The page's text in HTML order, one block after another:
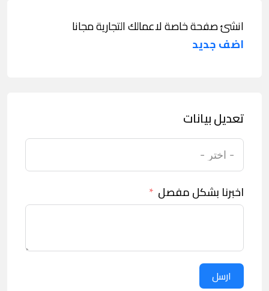
انشئ صفحة خاصة لاعمالك التجارية مجانا
اضف جديد
تعديل بيانات
اخبرنا بشكل مفصل
ارسل